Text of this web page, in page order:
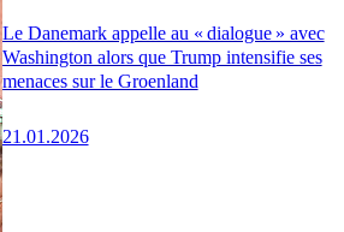
Le Danemark appelle au « dialogue » avec
Washington alors que Trump intensifie ses
menaces sur le Groenland
21.01.2026